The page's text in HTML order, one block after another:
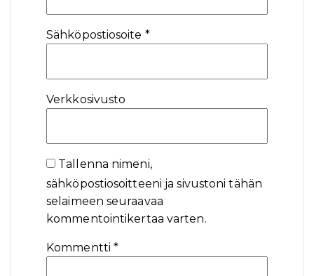
Sähköpostiosoite *
Verkkosivusto
Tallenna nimeni,
sähköpostiosoitteeni ja sivustoni tähän
selaimeen seuraavaa
kommentointikertaa varten.
Kommentti *